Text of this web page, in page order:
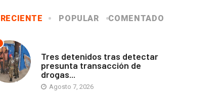
RECIENTE POPULAR COMENTADO
Tres detenidos tras detectar
presunta transacción de
drogas...
Agosto 7, 2026